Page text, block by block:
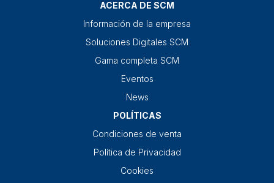
ACERCA DE SCM
Información de la empresa
Soluciones Digitales SCM
Gama completa SCM
Eventos
News
POLÍTICAS
Condiciones de venta
Política de Privacidad
Cookies